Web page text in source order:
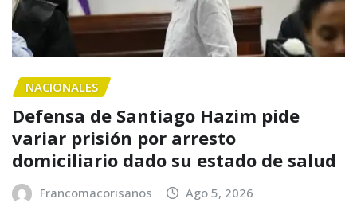
NACIONALES
Defensa de Santiago Hazim pide
variar prisión por arresto
domiciliario dado su estado de salud
Francomacorisanos Ago 5, 2026